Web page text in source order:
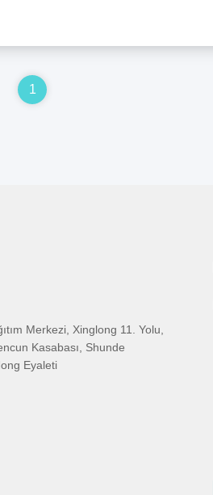
1
Merkezi, Xinglong 11. Yolu,
Kasabası, Shunde
Eyaleti